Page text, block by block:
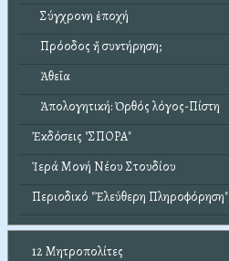
Σύγχρονη ἐποχή
Πρόοδος ἤ συντήρηση;
Ἀθεΐα
Ἀπολογητική: Ὀρθός λόγος-Πίστη
Ἐκδόσεις "ΣΠΟΡΑ"
Ἱερά Μονή Νέου Στουδίου
Περιοδικό "Ἐλεύθερη Πληροφόρηση"
12 Μητροπολίτες